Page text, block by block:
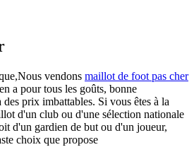
vendons maillot de foot pas cher
a pour tous les goûts, bonne
prix imbattables. Si vous êtes à la
d'un club ou d'une sélection nationale
d'un gardien de but ou d'un joueur,
choix que propose